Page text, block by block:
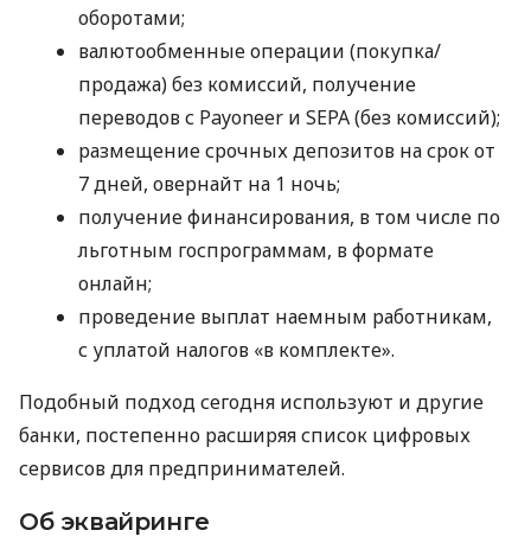
оборотами;
валютообменные операции (покупка/
продажа) без комиссий, получение
переводов с Payoneer и SEPA (без комиссий);
размещение срочных депозитов на срок от
7 дней, овернайт на 1 ночь;
получение финансирования, в том числе по
льготным госпрограммам, в формате
онлайн;
проведение выплат наемным работникам,
с уплатой налогов «в комплекте».
Подобный подход сегодня используют и другие
банки, постепенно расширяя список цифровых
сервисов для предпринимателей.
Об эквайринге